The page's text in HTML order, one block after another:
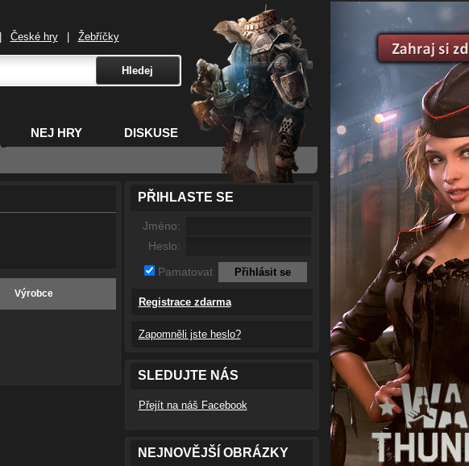
České hry Žebříčky
NEJ HRY DISKUSE
Výrobce
PŘIHLASTE SE
Jméno:
Heslo:
Pamatovat
Registrace zdarma
Zapomněli jste heslo?
SLEDUJTE NÁS
Přejít na náš Facebook
NEJNOVĚJŠÍ OBRÁZKY